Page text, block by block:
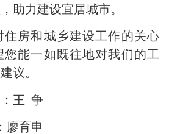
助力建设宜居城市。
房和城乡建设工作的关心
您能一如既往地对我们的工
议。
王 争
育申